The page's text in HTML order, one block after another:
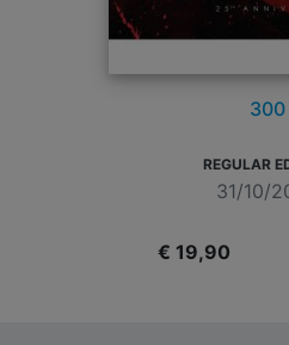
300
REGULAR
31/10/
€ 19,90